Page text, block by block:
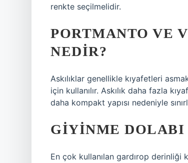
renkte seçilmelidir.
PORTMANTO VE
NEDIR?
Askılıklar genellikle kıyafetleri
için kullanılır. Askılık daha fazla
daha kompakt yapısı nedeniyle
GIYINME
En çok kullanılan gardırop derinliği